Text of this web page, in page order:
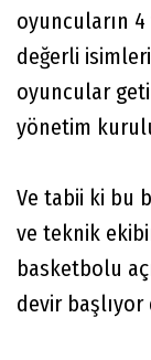
oyuncuların 4
değerli
oyuncular
yönetim
Ve tabii ki bu
ve teknik
basketbolu
devir